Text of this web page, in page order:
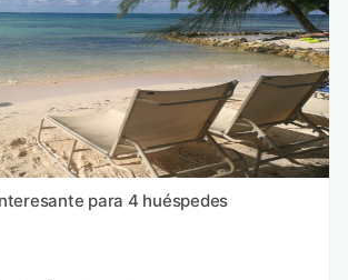
para 4 huéspedes